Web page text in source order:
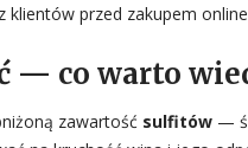
przed zakupem
— co warto
zawartość sulfitów —